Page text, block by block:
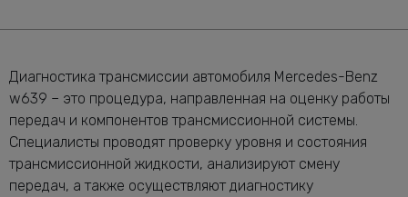
Диагностика трансмиссии автомобиля Mercedes-Benz
w639 – это процедура, направленная на оценку работы
передач и компонентов трансмиссионной системы.
Специалисты проводят проверку уровня и состояния
трансмиссионной жидкости, анализируют смену
передач, а также осуществляют диагностику